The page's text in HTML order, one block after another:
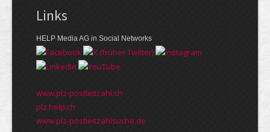
Links
HELP Media AG in Social Networks
www.plz-postleitzahl.ch
plz.help.ch
www.plz-postleitzahlsuche.de